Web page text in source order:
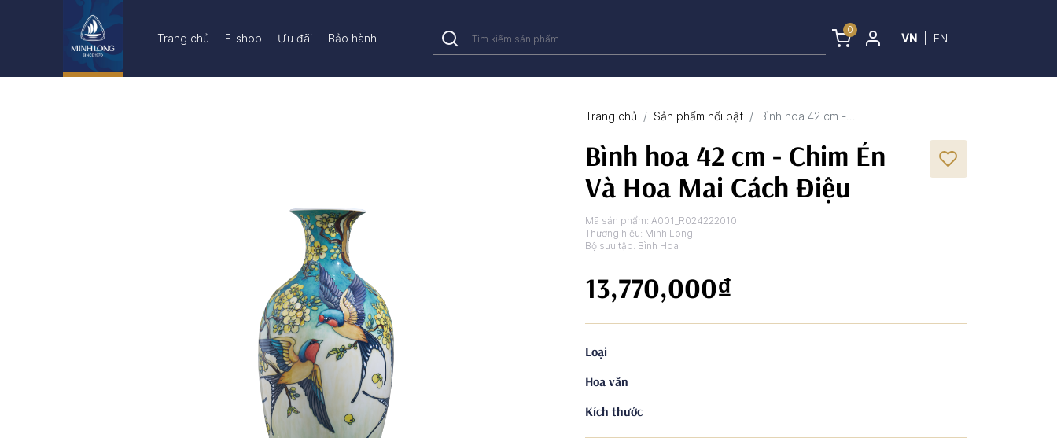
Trang chủ E-shop Ưu đãi Bảo hành
0
VN EN
Trang chủ Sản phẩm nổi bật Bình hoa 42 cm -...
Bình hoa 42 cm - Chim Én
Và Hoa Mai Cách Điệu
Mã sản phẩm:A001_R024222010
Thương hiệu: Minh Long
Bộ sưu tập: Bình Hoa
13,770,000₫
Loại
Hoa văn
Kích thước